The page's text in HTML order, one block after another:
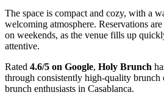
The space is compact and cozy, with a
welcoming atmosphere. Reservations
on weekends, as the venue fills up
attentive.
Rated 4.6/5 on Google, Holy Brunch
through consistently high-quality
brunch enthusiasts in Casablanca.